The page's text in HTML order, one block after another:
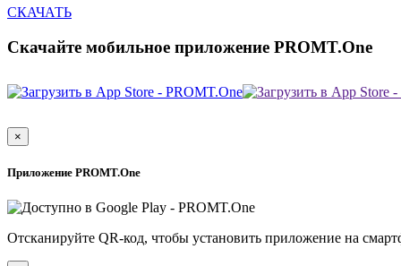
СКАЧАТЬ
Скачайте мобильное приложение PROMT.One
×
Приложение PROMT.One
Отсканируйте QR-код, чтобы установить приложение на